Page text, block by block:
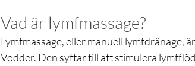
Vad är lymfmassage?
Lymfmassage, eller manuell lymfdränage,
Vodder. Den syftar till att stimulera